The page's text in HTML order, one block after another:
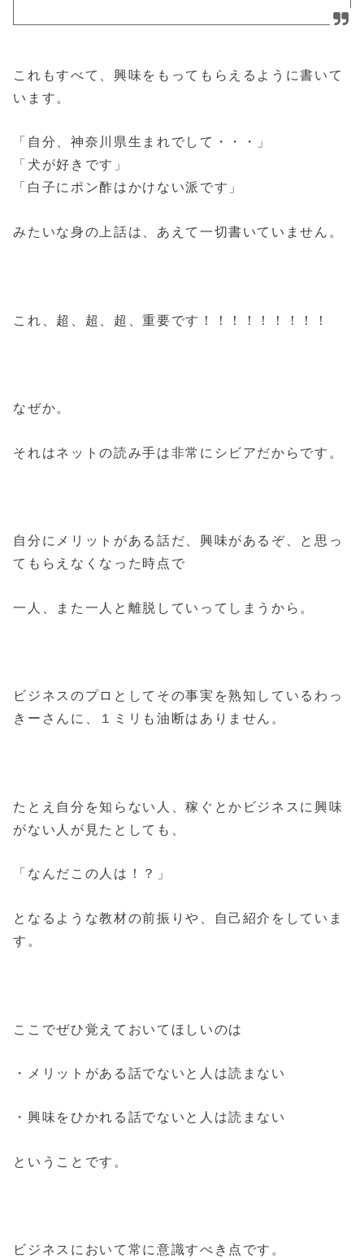
これもすべて、興味をもってもらえるように書いて
います。
「自分、神奈川県生まれでして・・・」
「犬が好きです」
「白子にポン酢はかけない派です」
みたいな身の上話は、あえて一切書いていません。
これ、超、超、超、重要です！！！！！！！！！
なぜか。
それはネットの読み手は非常にシビアだからです。
自分にメリットがある話だ、興味があるぞ、と思っ
てもらえなくなった時点で
一人、また一人と離脱していってしまうから。
ビジネスのプロとしてその事実を熟知しているわっ
きーさんに、１ミリも油断はありません。
たとえ自分を知らない人、稼ぐとかビジネスに興味
がない人が見たとしても、
「なんだこの人は！？」
となるような教材の前振りや、自己紹介をしていま
す。
ここでぜひ覚えておいてほしいのは
・メリットがある話でないと人は読まない
・興味をひかれる話でないと人は読まない
ということです。
ビジネスにおいて常に意識すべき点です。